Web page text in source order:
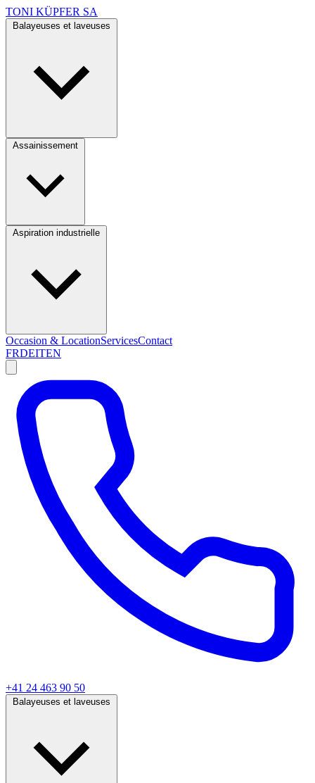
TONI KÜPFER SA
Occasion & LocationServicesContact
FRDEITEN
+41 24 463 90 50